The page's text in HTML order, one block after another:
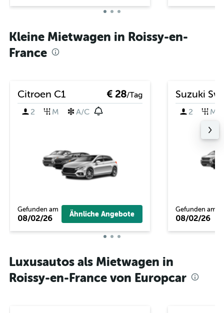
Kleine Mietwagen in Roissy-en-
France
Citroen C1 € 28/Tag
2
M A/C
Gefunden am
08/02/26 Ähnliche Angebote
Suzuki
2 M
Gefunden am
08/02/26
Luxusautos als Mietwagen in
Roissy-en-France von Europcar